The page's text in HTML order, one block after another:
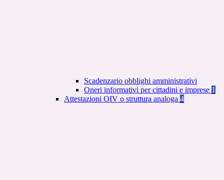
Scadenzario obblighi amministrativi
Oneri informativi per cittadini e imprese 1
Attestazioni OIV o struttura analoga 4